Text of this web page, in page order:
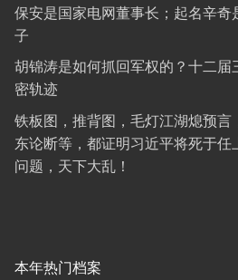
保安是国家电网董事长；起名辛奇
子
胡锦涛是如何抓回军权的？十二
密轨迹
铁板图，推背图，毛灯江湖熄预言
东论断等，都证明习近平将死于任
问题，天下大乱！
本年热门档案